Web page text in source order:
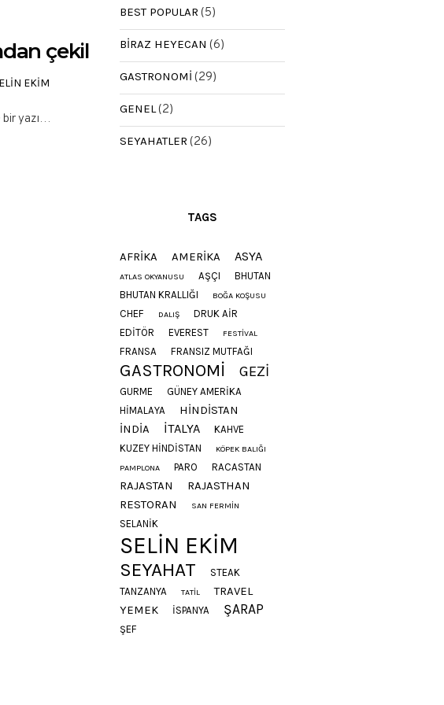
çekil
EKIM
bir yazı…
BEST POPULAR (5)
BIRAZ HEYECAN (6)
GASTRONOMI (29)
GENEL(2)
SEYAHATLER (26)
TAGS
AFRIKA AMERIKA ASYA
ATLAS OKYANUSU AŞÇI
BHUTAN
BHUTAN KRALLIĞI
BOĞA KOŞUSU
CHEF DALIŞ
DRUK AIR
EDITÖR
EVEREST FESTIVAL
FRANSA FRANSIZ MUTFAĞI
GASTRONOMI GEZI
GURME
GÜNEY AMERIKA
HIMALAYA
HINDISTAN
INDIA
ITALYA
KAHVE
KUZEY HINDISTAN
KÖPEK BALIĞI
PAMPLONA
PARO RACASTAN
RAJASTAN
RAJASTHAN
RESTORAN
SAN FERMIN
SELANIK
SELIN EKIM
SEYAHAT
STEAK
TANZANYA
TATIL
TRAVEL
YEMEK
İSPANYA ŞARAP
ŞEF